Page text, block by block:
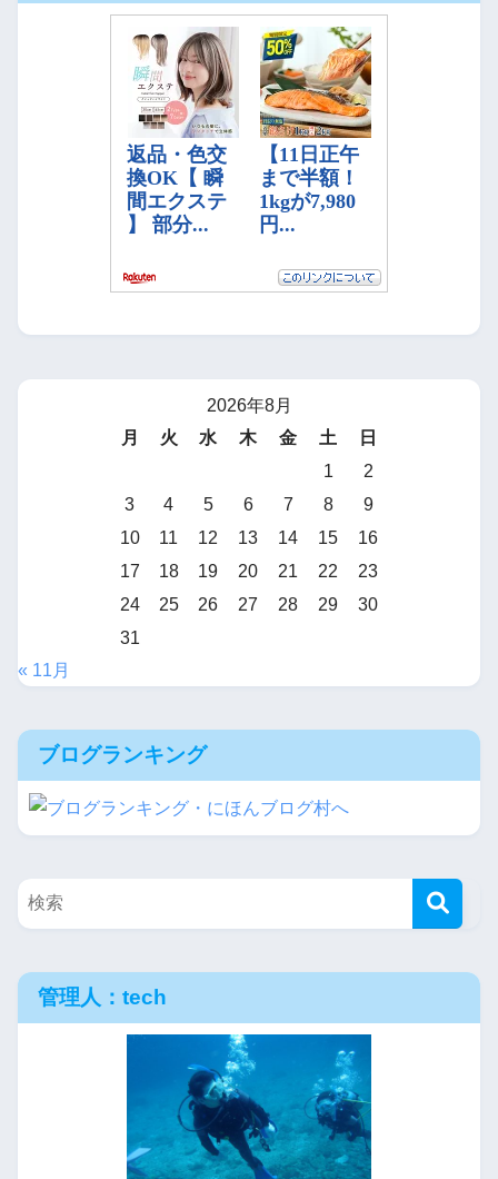
2026年8月
月
火 水 木 金 土
日
1
2
3
4 5 6 7 8
9
10
11 12 13 14 15
16
17
18 19 20 21 22
23
24
25 26 27 28 29
30
31
« 11月
ブログランキング
管理人：tech